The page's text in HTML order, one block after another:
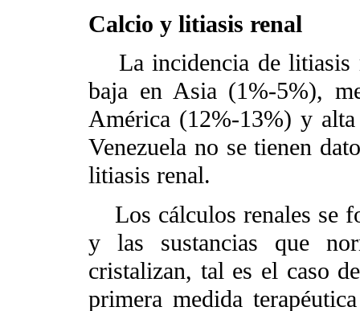
Calcio y litiasis renal
La incidencia de litiasis
baja en Asia (1%-5%),
América (12%-13%) y
Venezuela no se tienen
litiasis renal.
Los cálculos renales se
y las sustancias que
cristalizan, tal es el caso
primera medida